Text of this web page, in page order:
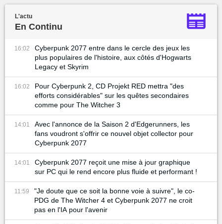
L'actu
En Continu
16:02
Cyberpunk 2077 entre dans le cercle des jeux les
plus populaires de l'histoire, aux côtés d'Hogwarts
Legacy et Skyrim
16:02
Pour Cyberpunk 2, CD Projekt RED mettra "des
efforts considérables" sur les quêtes secondaires
comme pour The Witcher 3
14:01
Avec l'annonce de la Saison 2 d'Edgerunners, les
fans voudront s'offrir ce nouvel objet collector pour
Cyberpunk 2077
14:01
Cyberpunk 2077 reçoit une mise à jour graphique
sur PC qui le rend encore plus fluide et performant !
11:59
"Je doute que ce soit la bonne voie à suivre", le co-
PDG de The Witcher 4 et Cyberpunk 2077 ne croit
pas en l'IA pour l'avenir